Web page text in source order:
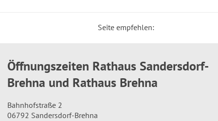
Seite empfehlen:
Öffnungszeiten Rathaus Sandersdorf-
Brehna und Rathaus Brehna
Bahnhofstraße 2
06792 Sandersdorf-Brehna